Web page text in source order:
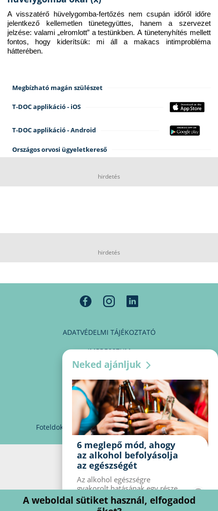
A visszatérő hüvelygomba-fertőzés nem csupán időről időre
jelentkező kellemetlen tünetegyüttes, hanem a szervezet
jelzése: valami „elromlott” a testünkben. A tünetenyhítés mellett
fontos, hogy kiderítsük: mi áll a makacs intimprobléma
hátterében.
Megbízható magán szülészet
T-DOC applikáció - iOS
T-DOC applikáció - Android
Országos orvosi ügyeletkereső
hirdetés
hirdetés
ADATVÉDELMI TÁJÉKOZTATÓ
IMPRESSZUM
MÉDIAAJÁNLAT
PARTNEREINK
KAPCSOLAT
Foteldoki info@foteldoki.hu Süti beállítások
Neked ajánljuk
6 meglepő mód, ahogy
az alkohol befolyásolja
az egészségét
Az alkohol egészségre
gyakorolt ​​hatásának egy része
jól ismert, mások azonban
meglepők lehetnek. Van hat
A weboldal sütiket használ, elfogadod